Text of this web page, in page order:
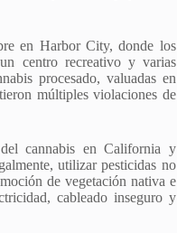
en Harbor City, donde los
centro recreativo y varias
procesado, valuadas en
múltiples violaciones de
cannabis en California y
utilizar pesticidas no
de vegetación nativa e
cableado inseguro y